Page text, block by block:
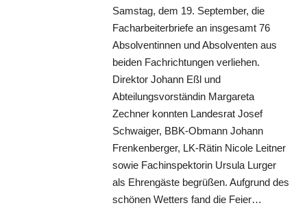
Samstag, dem 19. September, die
Facharbeiterbriefe an insgesamt 76
Absolventinnen und Absolventen aus
beiden Fachrichtungen verliehen.
Direktor Johann Eßl und
Abteilungsvorständin Margareta
Zechner konnten Landesrat Josef
Schwaiger, BBK-Obmann Johann
Frenkenberger, LK-Rätin Nicole Leitner
sowie Fachinspektorin Ursula Lurger
als Ehrengäste begrüßen. Aufgrund des
schönen Wetters fand die Feier…